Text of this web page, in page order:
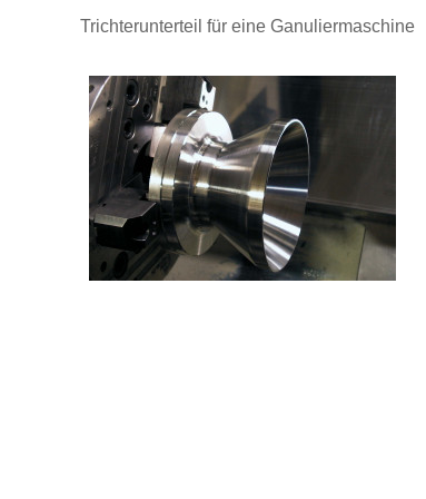
Trichterunterteil für eine Ganuliermaschine